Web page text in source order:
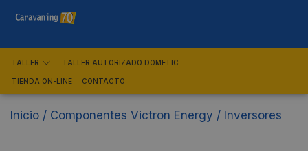
TALLER TALLER AUTORIZADO DOMETIC
TIENDA ON-LINE CONTACTO
Inicio / Componentes Victron Energy / Inversores